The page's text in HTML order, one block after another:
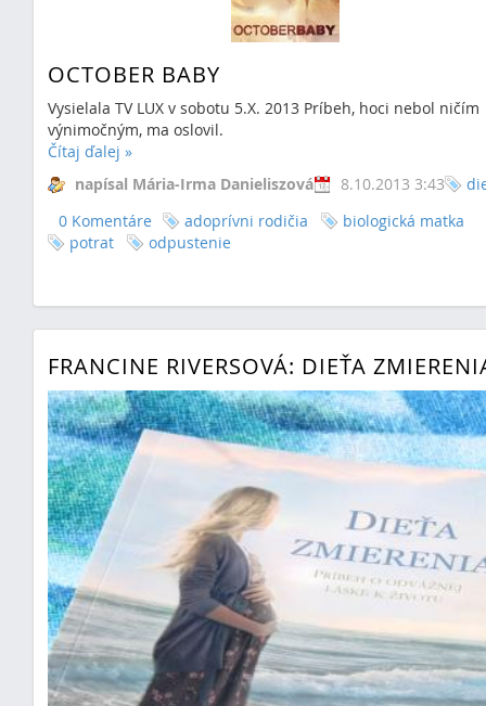
OCTOBER BABY
Vysielala TV LUX v sobotu 5.X. 2013 Príbeh, hoci nebol ničím
výnimočným, ma oslovil.
Čítaj ďalej »
napísal Mária-Irma Danieliszová
8.10.2013 3:43
0 Komentáre
adoprívni rodičia
biologická matka
potrat
odpustenie
FRANCINE RIVERSOVÁ: DIEŤA